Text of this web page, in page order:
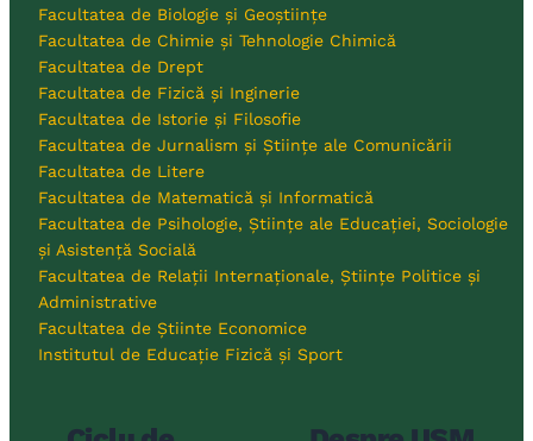
Facultatea de Biologie și Geoștiințe
Facultatea de Chimie și Tehnologie Chimică
Facultatea de Drept
Facultatea de Fizică și Inginerie
Facultatea de Istorie și Filosofie
Facultatea de Jurnalism și Științe ale Comunicării
Facultatea de Litere
Facultatea de Matematică și Informatică
Facultatea de Psihologie, Științe ale Educației, Sociologie
și Asistență Socială
Facultatea de Relații Internaționale, Științe Politice și
Administrative
Facultatea de Știinte Economice
Institutul de Educație Fizică și Sport